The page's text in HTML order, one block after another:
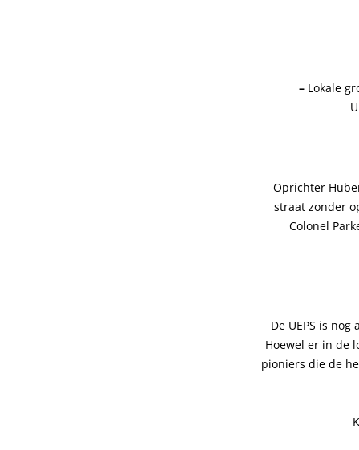
– Lokale
Oprichter
straat zonder
Colonel
De UEPS is
Hoewel er in de
pioniers die de